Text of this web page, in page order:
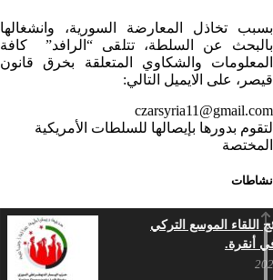
البوصلة في زمن
السنوية لرحيل الرفيق منصور أتاسي أبو مطيع
– عبد الله حاج محمد
الحموري
بسبب تخاذل المعارضة السورية، وانشغالها
بالبحث عن السلطة، تتلقى “الرافد” كافة
المعلومات والشكاوي المتعلقة بخرق قانون
قيصر، على الايميل التالي:
czarsyria11@gmail.com
لتقوم بدورها بإيصالها للسلطات الأمريكية
المختصة
نشاطات
اللقاء الموسع التركي
أنقرة.